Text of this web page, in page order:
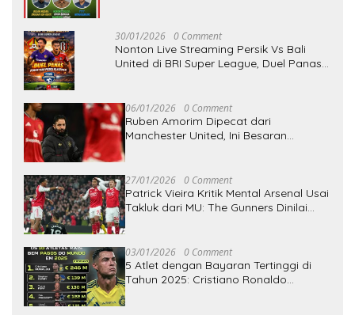
30/01/2026 0 Comment
Nonton Live Streaming Persik Vs Bali
United di BRI Super League, Duel Panas
06/01/2026 0 Comment
Ruben Amorim Dipecat dari
Manchester United, Ini Besaran
27/01/2026 0 Comment
Patrick Vieira Kritik Mental Arsenal Usai
Takluk dari MU: The Gunners Dinilai
03/01/2026 0 Comment
5 Atlet dengan Bayaran Tertinggi di
Tahun 2025: Cristiano Ronaldo